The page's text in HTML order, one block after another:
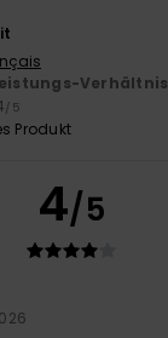
Verhältnis
/5
Produkt
4/5